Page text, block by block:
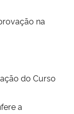
na
do Curso
a